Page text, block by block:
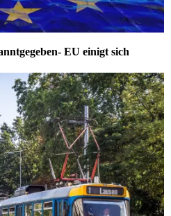
EU einigt sich